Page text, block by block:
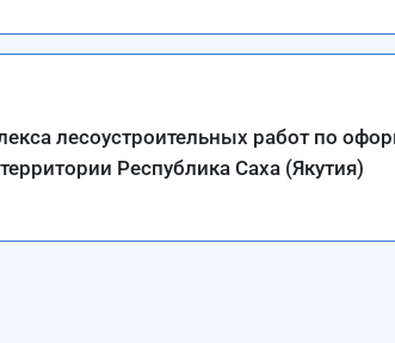
лесоустроительных работ по
Республика Саха (Якутия)